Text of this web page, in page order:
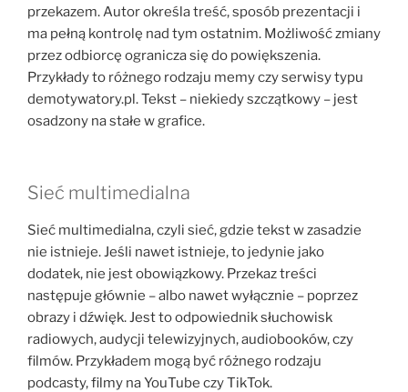
przekazem. Autor określa treść, sposób prezentacji i
ma pełną kontrolę nad tym ostatnim. Możliwość zmiany
przez odbiorcę ogranicza się do powiększenia.
Przykłady to różnego rodzaju memy czy serwisy typu
demotywatory.pl. Tekst – niekiedy szczątkowy – jest
osadzony na stałe w grafice.
Sieć multimedialna
Sieć multimedialna, czyli sieć, gdzie tekst w zasadzie
nie istnieje. Jeśli nawet istnieje, to jedynie jako
dodatek, nie jest obowiązkowy. Przekaz treści
następuje głównie – albo nawet wyłącznie – poprzez
obrazy i dźwięk. Jest to odpowiednik słuchowisk
radiowych, audycji telewizyjnych, audiobooków, czy
filmów. Przykładem mogą być różnego rodzaju
podcasty, filmy na YouTube czy TikTok.